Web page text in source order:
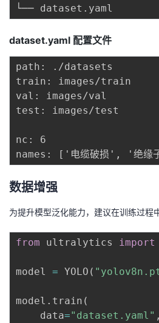
dataset.yaml 配置文件
path: ./datasets
train: images/train
val: images/val
test: images/test
nc: 6
数据增强
为提升模型泛化能力，建议在训练过程
from ultralytics import
model = YOLO (
model . train (
    data
="dataset.yaml" ,